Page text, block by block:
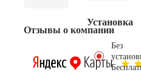
Отзывы о компании
Установка
Без